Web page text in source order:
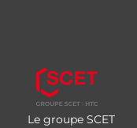
Le groupe SCET